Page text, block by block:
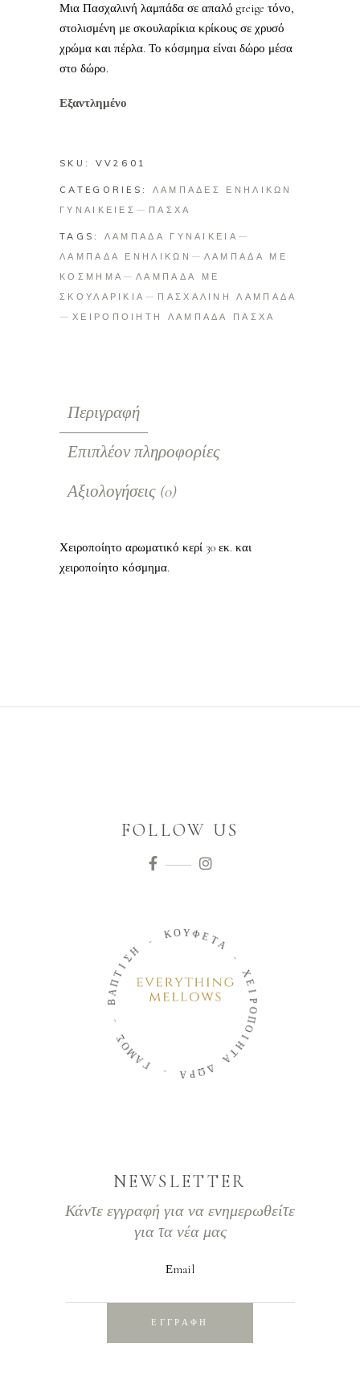
Μια Πασχαλινή λαμπάδα σε απαλό greige τόνο,
στολισμένη με σκουλαρίκια κρίκους σε χρυσό
χρώμα και πέρλα. Το κόσμημα είναι δώρο μέσα
στο δώρο.
Εξαντλημένο
SKU: VV2601
CATEGORIES: ΛΑΜΠΑΔΕΣ ΕΝΗΛΙΚΩΝ
ΓΥΝΑΙΚΕΙΕΣ
ΠΑΣΧΑ
TAGS: ΛΑΜΠΑΔΑ ΓΥΝΑΙΚΕΙΑ
ΛΑΜΠΑΔΑ ΕΝΗΛΙΚΩΝ
ΛΑΜΠΑΔΑ ΜΕ
ΚΟΣΜΗΜΑ
ΛΑΜΠΑΔΑ ΜΕ
ΣΚΟΥΛΑΡΙΚΙΑ
ΠΑΣΧΑΛΙΝΗ ΛΑΜΠΑΔΑ
ΧΕΙΡΟΠΟΙΗΤΗ ΛΑΜΠΑΔΑ ΠΑΣΧΑ
Περιγραφή
Επιπλέον πληροφορίες
Αξιολογήσεις (0)
Χειροποίητο αρωματικό κερί 30 εκ. και
χειροποίητο κόσμημα.
FOLLOW US
Γ
Α
Μ
Ο
Σ
Β
Α
Π
Τ
Ι
Σ
Η
- ΚΟΥΦΕΤΑ
-
Χ
Ε
Ο
Π
Ο
Ι
Η
Τ
Α
Δ
Ω
Ρ
Α
-
NEWSLETTER
Κάντε εγγραφή για να ενημερωθείτε
για τα νέα μας
Εmail
ΕΓΓΡΑΦΗ